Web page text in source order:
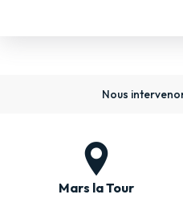
Nous
Mars la Tour